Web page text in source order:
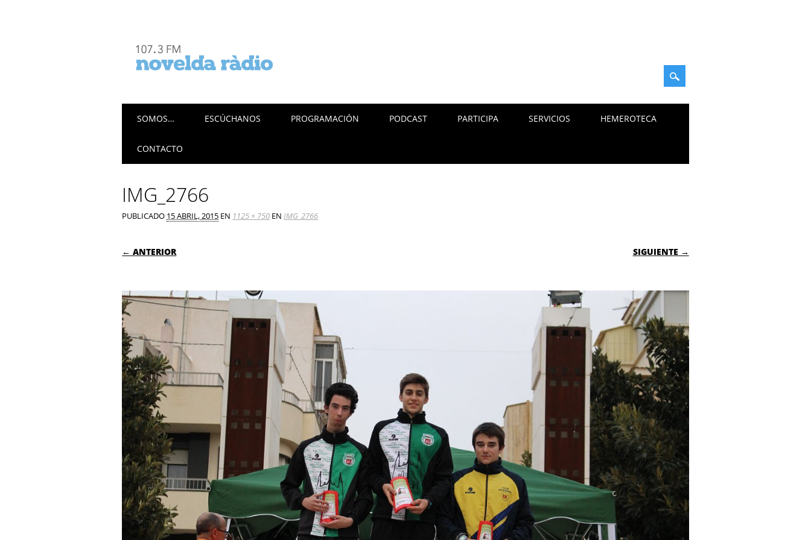
Menú principal
SOMOS… ESCÚCHANOS PROGRAMACIÓN PODCAST PARTICIPA SERVICIOS HEMEROTECA
CONTACTO
IMG_2766
PUBLICADO 15 ABRIL, 2015 EN 1125 × 750 ENIMG_2766
← ANTERIOR SIGUIENTE →